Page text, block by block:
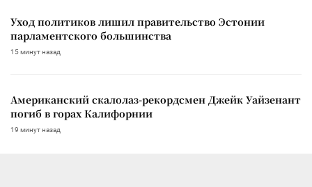
Уход политиков лишил правительство Эстонии
парламентского большинства
15 минут назад
Американский скалолаз-рекордсмен Джейк Уайзенант
погиб в горах Калифорнии
19 минут назад